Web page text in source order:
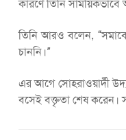
কারণে তিনি
তিনি আরও বলেন,
চাননি।”
এর আগে সোহরাওয়ার্দী
বসেই বক্তৃতা শেষ করেন।